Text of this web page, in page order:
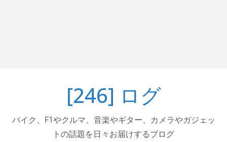
[246] ログ
バイク、F1やクルマ、音楽やギター、カメラやガジェッ
トの話題を日々お届けするブログ